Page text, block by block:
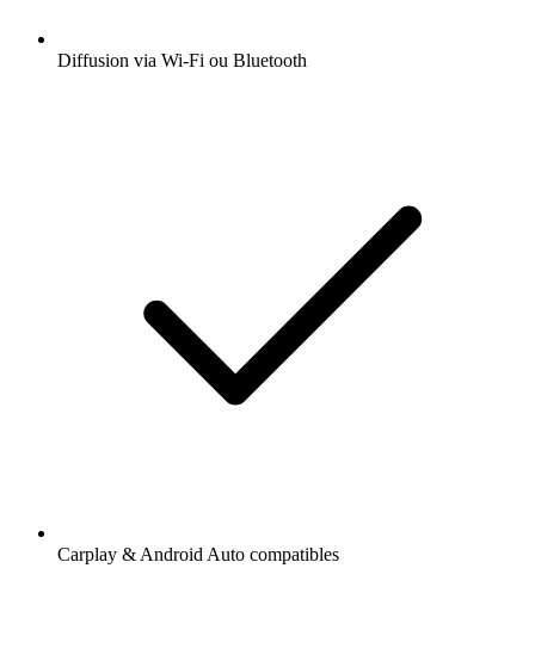
Diffusion via Wi-Fi ou Bluetooth
Carplay & Android Auto compatibles